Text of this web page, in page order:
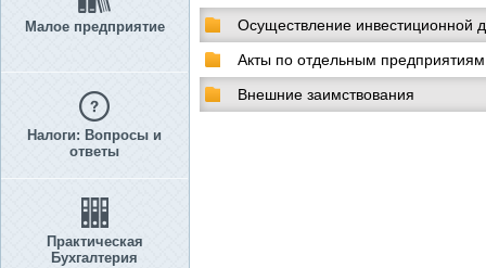
Малое предприятие
Налоги: Вопросы и
ответы
Практическая
Бухгалтерия
Осуществление инвестиционной
Акты по отдельным
Внешние заимствования